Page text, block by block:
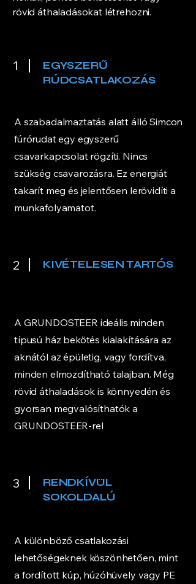
rövid áthaladásokat létrehozni.
1
EGYSZERŰ
RÚDCSATLAKOZÁS
A szabadalmaztatás alatt álló Simcon
fúrórudat egy egyszerű
csavarkapcsolat rögzíti. Nincs
szükség csavarozásra. Ez energiát
takarít meg és jelentősen lerövidíti a
munkafolyamatot.
2 KIVÉTELESEN TARTÓS
A GRUNDOSTEER ideális minden
típusú ház bekötés kialakítására az
aknától az épületig, vagy fordítva,
minden elmozdítható talajban. Még
rövid áthaladások is könnyedén és
gyorsan megvalósíthatók a
GRUNDOSTEER-rel
3
RENDKÍVÜL
SOKOLDALÚ
A különböző csatlakozási
lehetőségeknek köszönhetően, mint
a fordított kúp, húzóhüvely vagy PE